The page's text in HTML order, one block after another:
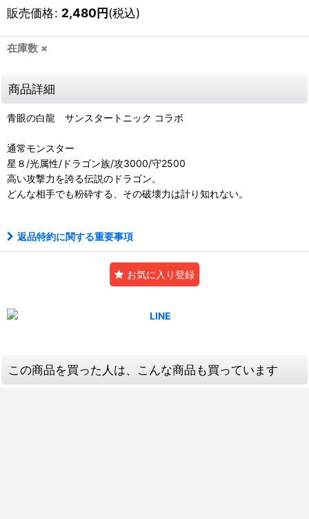
販売価格: 2,480円(税込)
在庫数 ×
商品詳細
青眼の白龍 サンスタートニック コラボ
通常モンスター
星８/光属性/ドラゴン族/攻3000/守2500
高い攻撃力を誇る伝説のドラゴン。
どんな相手でも粉砕する、その破壊力は計り知れない。
返品特約に関する重要事項
お気に入り登録
この商品を買った人は、こんな商品も買っています